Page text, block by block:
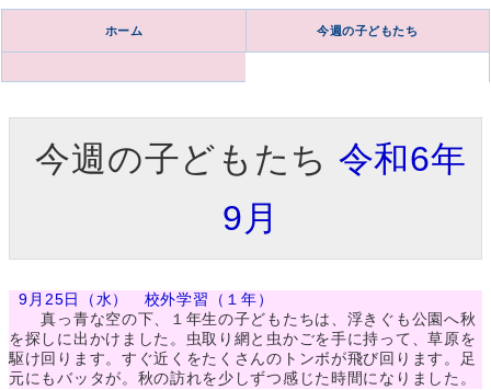
ホーム 今週の子どもたち
今週の子どもたち 令和6年
9月
9月25日（水） 校外学習（１年）
真っ青な空の下、１年生の子どもたちは、浮きぐも公園へ秋
を探しに出かけました。虫取り網と虫かごを手に持って、草原を
駆け回ります。すぐ近くをたくさんのトンボが飛び回ります。足
元にもバッタが。秋の訪れを少しずつ感じた時間になりました。